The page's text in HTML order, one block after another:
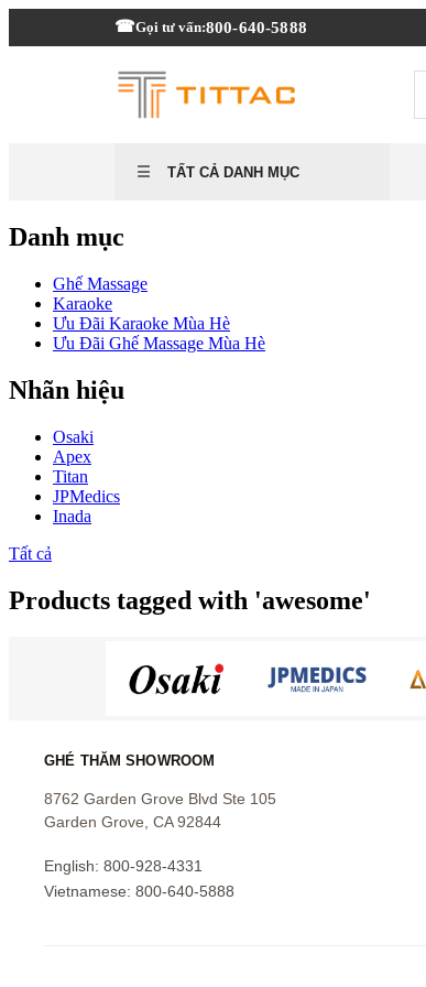
Gọi tư vấn:800-640-5888
TẤT CẢ DANH MỤC
Danh mục
Ghế Massage
Karaoke
Ưu Đãi Karaoke Mùa Hè
Ưu Đãi Ghế Massage Mùa Hè
Nhãn hiệu
Osaki
Apex
Titan
JPMedics
Inada
Tất cả
Products tagged with 'awesome'
GHÉ THĂM SHOWROOM
8762 Garden Grove Blvd Ste 105
Garden Grove, CA 92844
English: 800-928-4331
Vietnamese: 800-640-5888